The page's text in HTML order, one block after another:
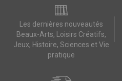
Les dernières nouveautés
Beaux-Arts, Loisirs Créatifs,
Jeux, Histoire, Sciences et Vie
pratique